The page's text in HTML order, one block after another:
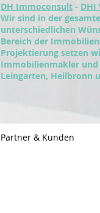
DH Immoconsult - DHI
Wir sind in der
unterschiedlichen
Bereich der
Projektierung setzen
Immobilienmakler
Leingarten, Heilbronn
Partner & Kunden